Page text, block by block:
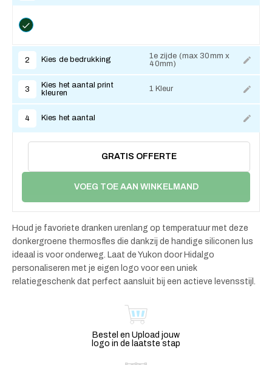
2 Kies de bedrukking
1e zijde (max 30mm x
40mm)
3
Kies het aantal print
kleuren
1 Kleur
4 Kies het aantal
GRATIS OFFERTE
VOEG TOE AAN WINKELMAND
Houd je favoriete dranken urenlang op temperatuur met deze
donkergroene thermosfles die dankzij de handige siliconen lus
ideaal is voor onderweg. Laat de Yukon door Hidalgo
personaliseren met je eigen logo voor een uniek
relatiegeschenk dat perfect aansluit bij een actieve levensstijl.
Bestel en Upload jouw
logo in de laatste stap